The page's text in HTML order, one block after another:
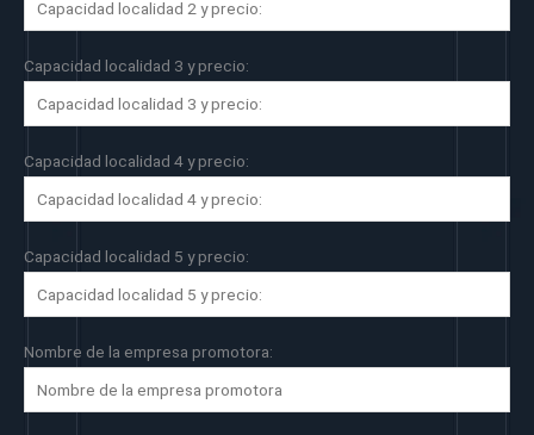
Capacidad localidad 3 y precio:
Capacidad localidad 4 y precio:
Capacidad localidad 5 y precio:
Nombre de la empresa promotora: